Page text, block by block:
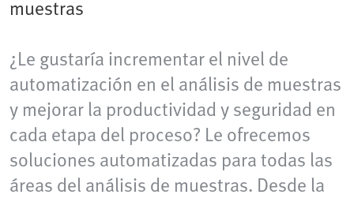
muestras
¿Le gustaría incrementar el nivel de
automatización en el análisis de muestras
y mejorar la productividad y seguridad en
cada etapa del proceso? Le ofrecemos
soluciones automatizadas para todas las
áreas del análisis de muestras. Desde la